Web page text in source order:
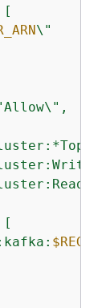
\"
$REGION